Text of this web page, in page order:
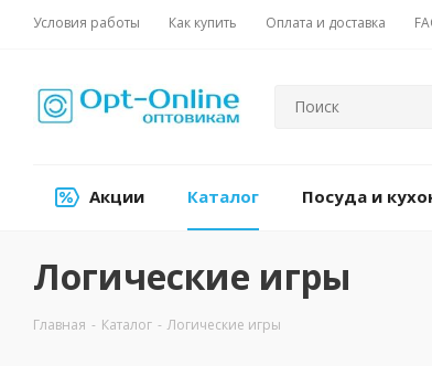
Условия работы Как купить Оплата и доставка
Акции Каталог Посуда и
Логические игры
Главная - Каталог - Логические игры